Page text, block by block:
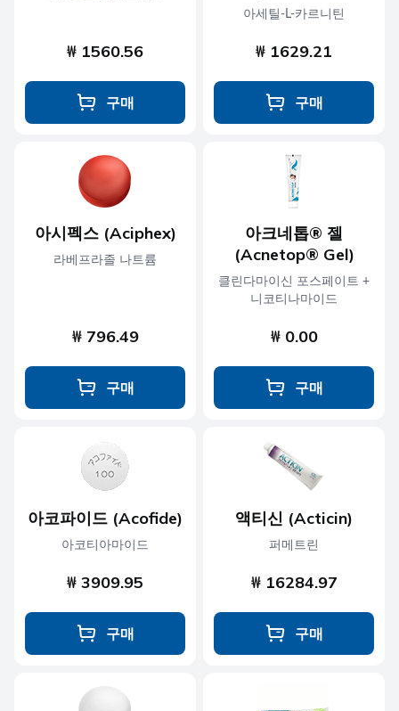
₩ 1560.56
구매
아세틸-L-카르니틴
₩ 1629.21
구매
아시펙스 (Aciphex)
라베프라졸 나트륨
₩ 796.49
구매
아크네톱® 젤
(Acnetop® Gel)
클린다마이신 포스페이트 +
니코티나마이드
₩ 0.00
구매
아코파이드 (Acofide)
아코티아마이드
₩ 3909.95
구매
액티신 (Acticin)
퍼메트린
₩ 16284.97
구매